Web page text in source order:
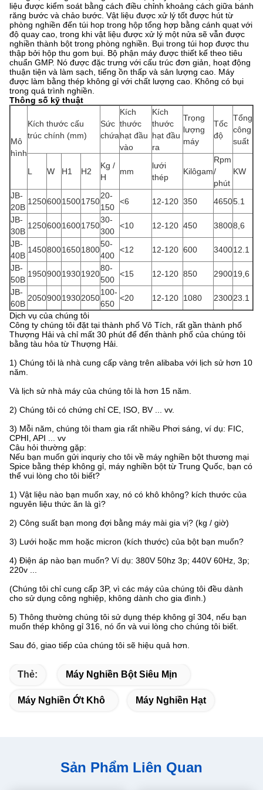
liệu được kiểm soát bằng cách điều chỉnh khoảng cách giữa bánh
răng bước và chảo bước. Vật liệu được xử lý tốt được hút từ
phòng nghiền đến túi hop trong hộp tổng hợp bằng cánh quạt với
độ quay cao, trong khi vật liệu được xử lý một nửa sẽ vẫn được
nghiền thành bột trong phòng nghiền. Bụi trong túi hop được thu
thập bởi hộp thu gom bụi. Bộ phận máy được thiết kế theo tiêu
chuẩn GMP. Nó được đặc trưng với cấu trúc đơn giản, hoạt động
thuận tiện và làm sạch, tiếng ồn thấp và sản lượng cao. Máy
được làm bằng thép không gỉ với chất lượng cao. Không có bụi
trong quá trình nghiền.
Thông số kỹ thuật
Mô
hình
Kích thước cấu
trúc chính (mm)
Sức
chứa
Kích
thước
hạt đầu
vào
Kích
thước
hạt đầu
ra
Trọng
lượng
máy
Tốc
độ
Tổng
công
suất
L W H1 H2
Kg /
H
mm
lưới
thép
Kilôgam
Rpm
/
phút
KW
JB-
20B
125060015001750
20-
150
<6 12-120 350 46505.1
JB-
30B
125060016001750
30-
300
<10 12-120 450 38008,6
JB-
40B
145080016501800
50-
400
<12 12-120 600 340012.1
JB-
50B
195090019301920
80-
500
<15 12-120 850 290019,6
JB-
60B
205090019302050
100-
650
<20 12-120 1080 230023.1
Dịch vụ của chúng tôi
Công ty chúng tôi đặt tại thành phố Vô Tích, rất gần thành phố
Thượng Hải và chỉ mất 30 phút để đến thành phố của chúng tôi
bằng tàu hỏa từ Thượng Hải.
1) Chúng tôi là nhà cung cấp vàng trên alibaba với lịch sử hơn 10
năm.
Và lịch sử nhà máy của chúng tôi là hơn 15 năm.
2) Chúng tôi có chứng chỉ CE, ISO, BV ... vv.
3) Mỗi ​​năm, chúng tôi tham gia rất nhiều Phơi sáng, ví dụ: FIC,
CPHI, API ... vv
Câu hỏi thường gặp:
Nếu bạn muốn gửi inquriy cho tôi về máy nghiền bột thương mại
Spice bằng thép không gỉ, máy nghiền bột từ Trung Quốc, bạn có
thể vui lòng cho tôi biết?
1) Vật liệu nào bạn muốn xay, nó có khô không? kích thước của
nguyên liệu thức ăn là gì?
2) Công suất bạn mong đợi bằng máy mài gia vị? (kg / giờ)
3) Lưới hoặc mm hoặc micron (kích thước) của bột bạn muốn?
4) Điện áp nào bạn muốn? Ví dụ: 380V 50hz 3p; 440V 60Hz, 3p;
220v ...
(Chúng tôi chỉ cung cấp 3P, vì các máy của chúng tôi đều dành
cho sử dụng công nghiệp, không dành cho gia đình.)
5) Thông thường chúng tôi sử dụng thép không gỉ 304, nếu bạn
muốn thép không gỉ 316, nó ổn và vui lòng cho chúng tôi biết.
Sau đó, giao tiếp của chúng tôi sẽ hiệu quả hơn.
Thẻ: Máy Nghiền Bột Siêu Mịn
Máy Nghiền Ớt Khô Máy Nghiền Hạt
Sản Phẩm Liên Quan